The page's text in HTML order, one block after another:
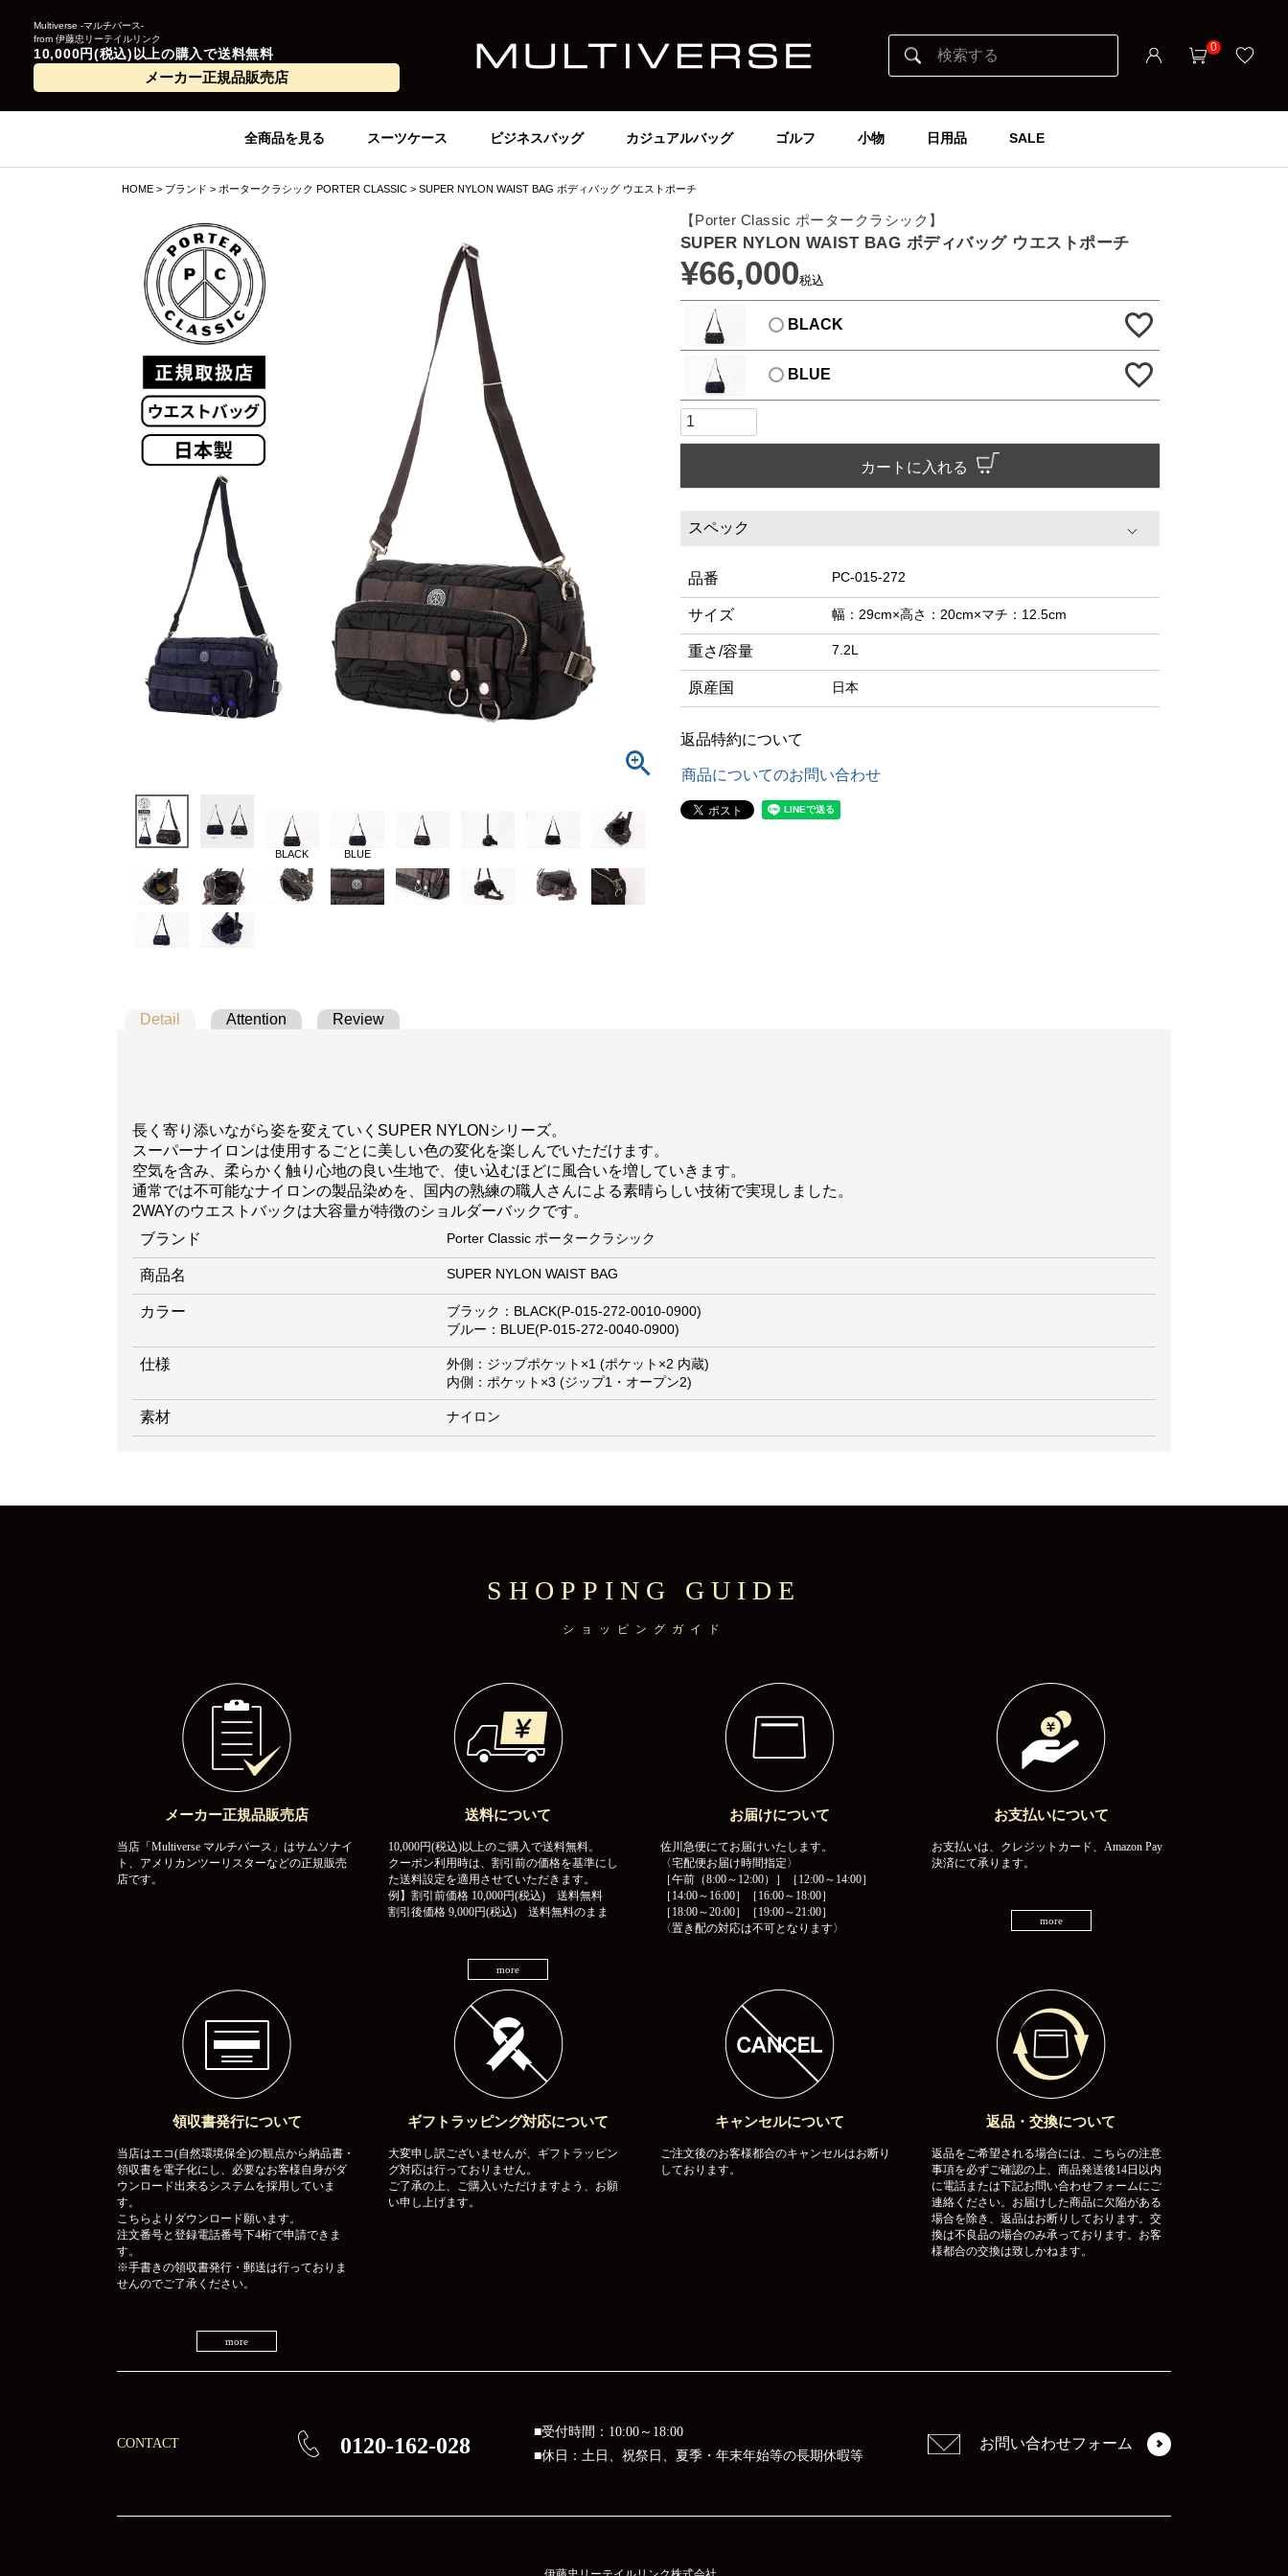
Multiverse -マルチバース-
from 伊藤忠リーテイルリンク
10,000円(税込)以上の購入で送料無料
メーカー正規品販売店
0
全商品を見る スーツケース ビジネスバッグ カジュアルバッグ ゴルフ 小物 日用品 SALE
HOME ブランド ポータークラシック PORTER CLASSIC SUPER NYLON WAIST BAG ボディバッグ ウエストポーチ
BLACK BLUE
【Porter Classic ポータークラシック】
SUPER NYLON WAIST BAG ボディバッグ ウエストポーチ
¥66,000税込
BLACK
BLUE
カートに入れる
スペック
品番 PC-015-272
サイズ 幅：29cm×高さ：20cm×マチ：12.5cm
重さ/容量 7.2L
原産国 日本
返品特約について
商品についてのお問い合わせ
Detail Attention Review
長く寄り添いながら姿を変えていくSUPER NYLONシリーズ。
スーパーナイロンは使用するごとに美しい色の変化を楽しんでいただけます。
空気を含み、柔らかく触り心地の良い生地で、使い込むほどに風合いを増していきます。
通常では不可能なナイロンの製品染めを、国内の熟練の職人さんによる素晴らしい技術で実現しました。
2WAYのウエストバックは大容量が特徴のショルダーバックです。
ブランド
Porter Classic ポータークラシック
商品名 SUPER NYLON WAIST BAG
カラー
ブラック：BLACK(P-015-272-0010-0900)
ブルー：BLUE(P-015-272-0040-0900)
仕様
外側：ジップポケット×1 (ポケット×2 内蔵)
内側：ポケット×3 (ジップ1・オープン2)
素材 ナイロン
SHOPPING GUIDE
ショッピングガイド
メーカー正規品販売店
当店「Multiverse マルチバース」はサムソナイ
ト、アメリカンツーリスターなどの正規販売
店です。
送料について
10,000円(税込)以上のご購入で送料無料。
クーポン利用時は、割引前の価格を基準にし
た送料設定を適用させていただきます。
例】割引前価格 10,000円(税込) 送料無料
割引後価格 9,000円(税込) 送料無料のまま
more
お届けについて
佐川急便にてお届けいたします。
〈宅配便お届け時間指定〉
［午前（8:00～12:00）］［12:00～14:00］
［14:00～16:00］［16:00～18:00］
［18:00～20:00］［19:00～21:00］
〈置き配の対応は不可となります〉
お支払いについて
お支払いは、クレジットカード、Amazon Pay
決済にて承ります。
more
領収書発行について
当店はエコ(自然環境保全)の観点から納品書・
領収書を電子化にし、必要なお客様自身がダ
ウンロード出来るシステムを採用していま
す。
こちらよりダウンロード願います。
注文番号と登録電話番号下4桁で申請できま
す。
※手書きの領収書発行・郵送は行っておりま
せんのでご了承ください。
more
ギフトラッピング対応について
大変申し訳ございませんが、ギフトラッピン
グ対応は行っておりません。
ご了承の上、ご購入いただけますよう、お願
い申し上げます。
キャンセルについて
ご注文後のお客様都合のキャンセルはお断り
しております。
返品・交換について
返品をご希望される場合には、こちらの注意
事項を必ずご確認の上、商品発送後14日以内
に電話または下記お問い合わせフォームにご
連絡ください。お届けした商品に欠陥がある
場合を除き、返品はお断りしております。交
換は不良品の場合のみ承っております。お客
様都合の交換は致しかねます。
CONTACT 0120-162-028
■受付時間：10:00～18:00
■休日：土日、祝祭日、夏季・年末年始等の長期休暇等
お問い合わせフォーム